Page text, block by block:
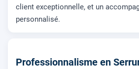
client exceptionnelle, et un
personnalisé.
Professionnalisme en